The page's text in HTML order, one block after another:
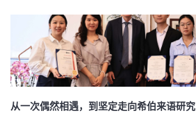
从一次偶然相遇，到坚定走向希伯来语研究